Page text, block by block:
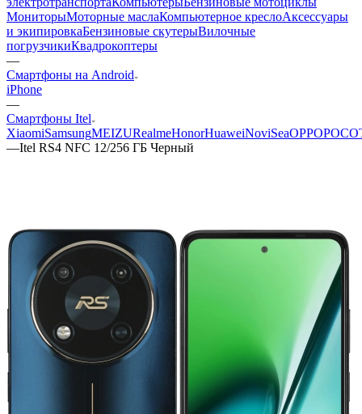
МониторыМоторные маслаКомпьютерное креслоАксессуары
и экипировкаБензиновые скутерыВилочные
погрузчикиКвадрокоптеры
—
Смартфоны на Android
iPhone
—
Смартфоны Itel
XiaomiSamsungMEIZURealmeHonorHuaweiNoviSeaOPPOPOCO
—Itel RS4 NFC 12/256 ГБ Черный